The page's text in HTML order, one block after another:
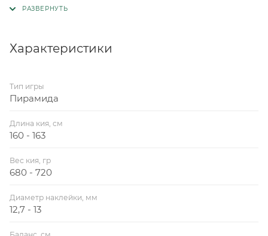
Характеристики
Тип игры
Пирамида
Длина кия, см
160 - 163
Вес кия, гр
680 - 720
Диаметр наклейки, мм
12,7 - 13